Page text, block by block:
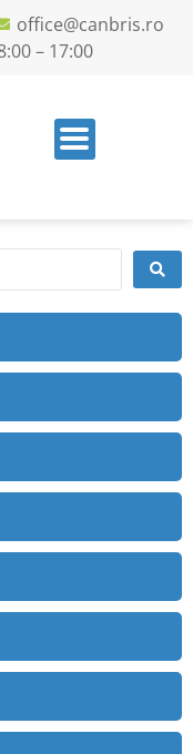
office@canbris.ro
– 17:00